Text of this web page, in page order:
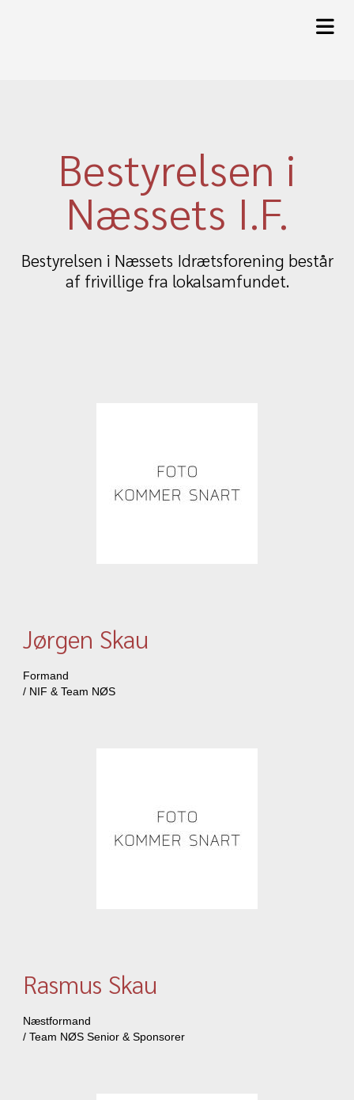
Bestyrelsen i
Næssets I.F.
Bestyrelsen i Næssets Idrætsforening består
af frivillige fra lokalsamfundet.
Jørgen Skau
Formand
/ NIF & Team NØS
Rasmus Skau
Næstformand
/ Team NØS Senior & Sponsorer